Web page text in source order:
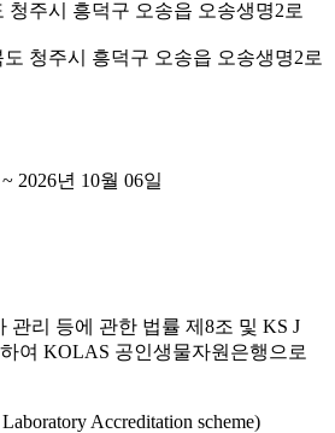
청주시 흥덕구 오송읍 오송생명2로
청주시 흥덕구 오송읍 오송생명2로
2026년 10월 06일
관리 등에 관한 법률 제8조 및 KS J
여 KOLAS 공인생물자원은행으로
Accreditation scheme)